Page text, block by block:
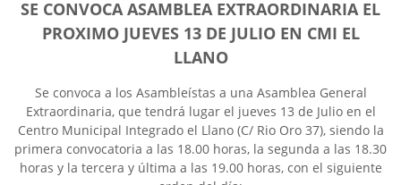
SE CONVOCA ASAMBLEA EXTRAORDINARIA EL
PROXIMO JUEVES 13 DE JULIO EN CMI EL
LLANO
Se convoca a los Asambleístas a una Asamblea General
Extraordinaria, que tendrá lugar el jueves 13 de Julio en el
Centro Municipal Integrado el Llano (C/ Rio Oro 37), siendo la
primera convocatoria a las 18.00 horas, la segunda a las 18.30
horas y la tercera y última a las 19.00 horas, con el siguiente